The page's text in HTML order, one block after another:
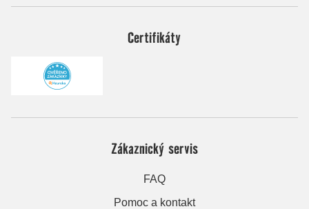
Certifikáty
Zákaznický servis
FAQ
Pomoc a kontakt